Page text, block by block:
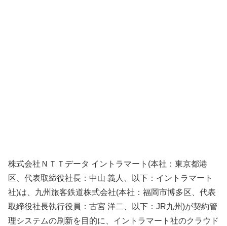
株式会社ＮＴＴデータ イントラマート(本社：東京都港
区、代表取締役社長：中山 義人、以下：イントラマート
社)は、九州旅客鉄道株式会社(本社：福岡市博多区、代表
取締役社長執行役員：古宮 洋二、以下：JR九州)が契約管
理システムの刷新を目的に、イントラマート社のクラウド